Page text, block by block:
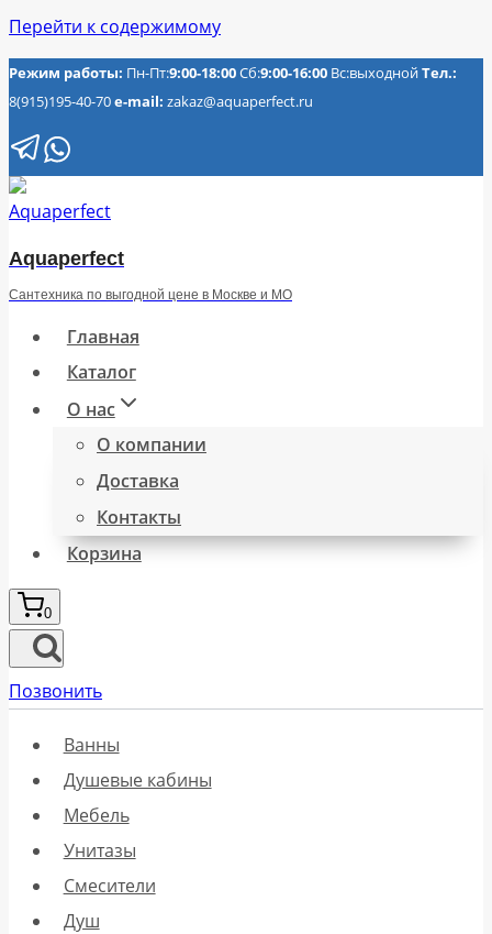
Перейти к содержимому
Режим работы: Пн-Пт:9:00-18:00Сб:9:00-16:00 Вс:выходнойТел.:
8(915)195-40-70e-mail: zakaz@aquaperfect.ru
Aquaperfect
Сантехника по выгодной цене в Москве и МО
Главная
Каталог
О нас
О компании
Доставка
Контакты
Корзина
0
Позвонить
Ванны
Душевые кабины
Мебель
Унитазы
Смесители
Душ